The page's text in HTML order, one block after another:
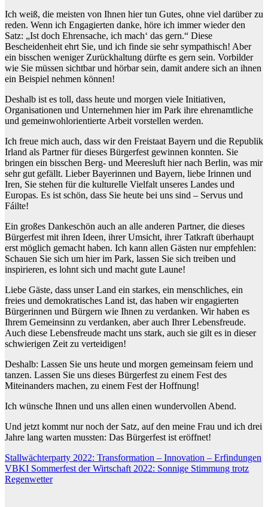
Ich weiß, die meisten von Ihnen hier tun Gutes, ohne viel darüber zu
reden. Wenn ich Engagierten danke, höre ich immer wieder den
Satz: „Ist doch Ehrensache, ich mach‘ das gern.“ Diese
Bescheidenheit ehrt Sie, und ich finde sie sehr sympathisch! Aber
ein bisschen weniger Zurückhaltung dürfte es gern sein. Vorbilder
wie Sie müssen sichtbar und hörbar sein, damit andere sich an ihnen
ein Beispiel nehmen können!
Deshalb ist es toll, dass heute und morgen viele Initiativen,
Organisationen und Unternehmen hier im Park ihre ehrenamtliche
und gemeinwohlorientierte Arbeit vorstellen werden.
Ich freue mich auch, dass wir den Freistaat Bayern und die Republik
Irland als Partner für dieses Bürgerfest gewinnen konnten. Sie
bringen ein bisschen Berg- und Meeresluft hier nach Berlin, was mir
sehr gut gefällt. Lieber Bayerinnen und Bayern, liebe Irinnen und
Iren, Sie stehen für die kulturelle Vielfalt unseres Landes und
Europas. Es ist schön, dass Sie heute bei uns sind – Servus und
Fáilte!
Ein großes Dankeschön auch an alle anderen Partner, die dieses
Bürgerfest mit ihren Ideen, ihrer Umsicht, ihrer Tatkraft überhaupt
erst möglich gemacht haben. Ich kann allen Gästen nur empfehlen:
Schauen Sie sich um hier im Park, lassen Sie sich treiben und
inspirieren, es lohnt sich und macht gute Laune!
Liebe Gäste, dass unser Land ein starkes, ein menschliches, ein
freies und demokratisches Land ist, das haben wir engagierten
Bürgerinnen und Bürgern wie Ihnen zu verdanken. Wir haben es
Ihrem Gemeinsinn zu verdanken, aber auch Ihrer Lebensfreude.
Auch diese Lebensfreude macht uns stark, auch sie gilt es in dieser
schwierigen Zeit zu verteidigen!
Deshalb: Lassen Sie uns heute und morgen gemeinsam feiern und
tanzen. Lassen Sie uns dieses Bürgerfest zu einem Fest des
Miteinanders machen, zu einem Fest der Hoffnung!
Ich wünsche Ihnen und uns allen einen wundervollen Abend.
Und jetzt kommt nur noch der Satz, auf den meine Frau und ich drei
Jahre lang warten mussten: Das Bürgerfest ist eröffnet!
Beitragsnavigation
Stallwächterparty 2022: Transformation – Innovation – Erfindungen
VBKI Sommerfest der Wirtschaft 2022: Sonnige Stimmung trotz
Regenwetter